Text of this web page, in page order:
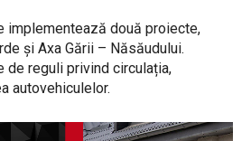
implementează două proiecte,
și Axa Gării – Năsăudului.
de reguli privind circulația,
autovehiculelor.